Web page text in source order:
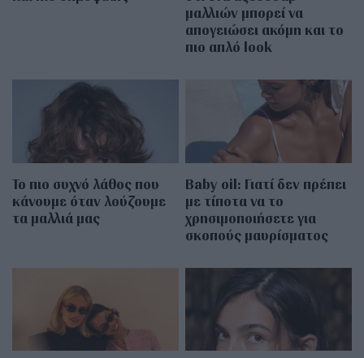
μαλλιών μπορεί να
απογειώσει ακόμη και το
πιο απλό look
Το πιο συχνό λάθος που
κάνουμε όταν λούζουμε
τα μαλλιά μας
Baby oil: Γιατί δεν πρέπει
με τίποτα να το
χρησιμοποιήσετε για
σκοπούς μαυρίσματος